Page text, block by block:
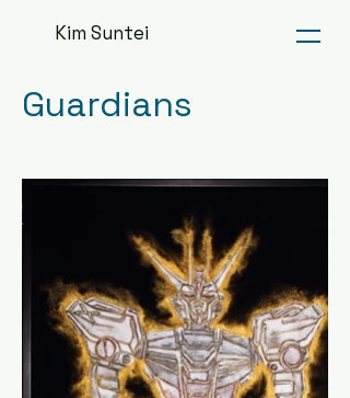
Kim Suntei
Guardians